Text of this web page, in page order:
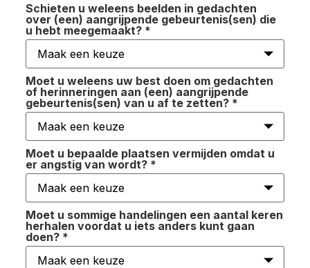
Schieten u weleens beelden in gedachten
over (een) aangrijpende gebeurtenis(sen) die
u hebt meegemaakt? *
Moet u weleens uw best doen om gedachten
of herinneringen aan (een) aangrijpende
gebeurtenis(sen) van u af te zetten? *
Moet u bepaalde plaatsen vermijden omdat u
er angstig van wordt? *
Moet u sommige handelingen een aantal keren
herhalen voordat u iets anders kunt gaan
doen? *